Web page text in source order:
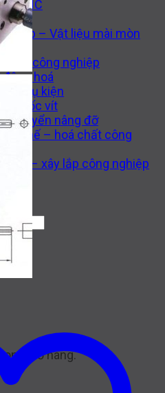
CNC
lực
– Vật liệu mài mòn
Bơm công nghiệp
hoá
và phụ kiện
và ốc vít
chuyển nâng đỡ
thế – hoá chất công
khí – xây lắp công nghiệp
giỏ hàng.